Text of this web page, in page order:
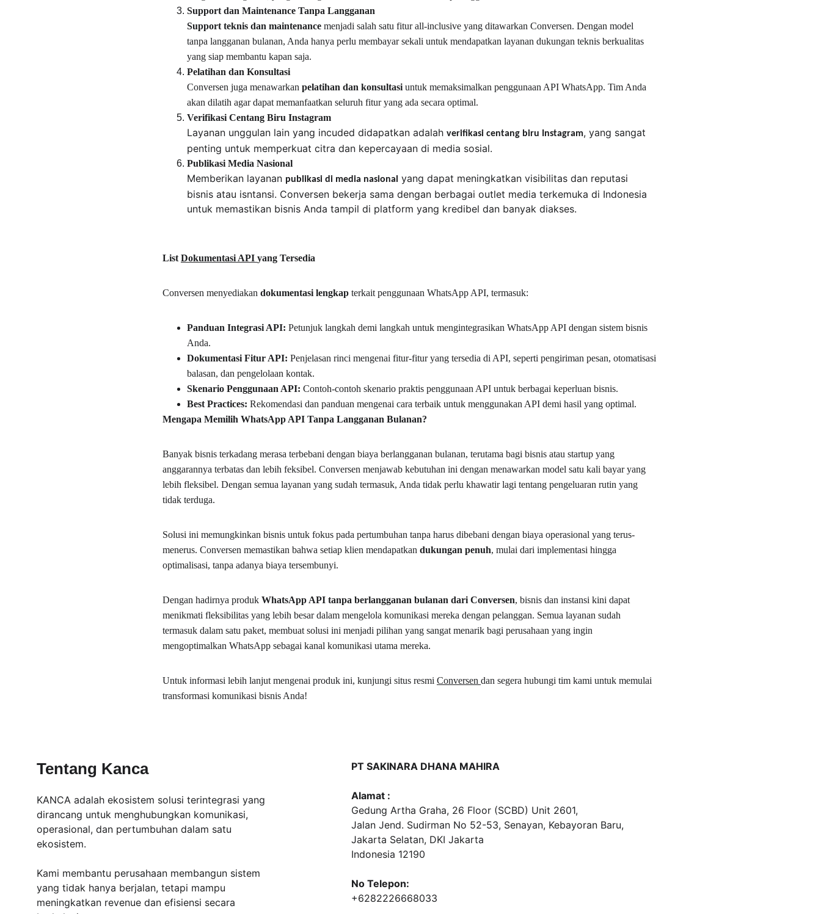
Support dan Maintenance Tanpa Langganan
Support teknis dan maintenance menjadi salah satu fitur all-inclusive yang ditawarkan Conversen. Dengan model
tanpa langganan bulanan, Anda hanya perlu membayar sekali untuk mendapatkan layanan dukungan teknis berkualitas
yang siap membantu kapan saja.
Pelatihan dan Konsultasi
Conversen juga menawarkan pelatihan dan konsultasi untuk memaksimalkan penggunaan API WhatsApp. Tim Anda
akan dilatih agar dapat memanfaatkan seluruh fitur yang ada secara optimal.
Verifikasi Centang Biru Instagram
Layanan unggulan lain yang incuded didapatkan adalah verifikasi centang biru Instagram, yang sangat
penting untuk memperkuat citra dan kepercayaan di media sosial.
Publikasi Media Nasional
Memberikan layanan publikasi di media nasional
yang dapat meningkatkan visibilitas dan reputasi
bisnis atau isntansi. Conversen bekerja sama dengan berbagai outlet media terkemuka di Indonesia
untuk memastikan bisnis Anda tampil di platform yang kredibel dan banyak diakses.
List Dokumentasi API yang Tersedia
Conversen menyediakan dokumentasi lengkap terkait penggunaan WhatsApp API, termasuk:
Panduan Integrasi API: Petunjuk langkah demi langkah untuk mengintegrasikan WhatsApp API dengan sistem bisnis
Anda.
Dokumentasi Fitur API: Penjelasan rinci mengenai fitur-fitur yang tersedia di API, seperti pengiriman pesan, otomatisasi
balasan, dan pengelolaan kontak.
Skenario Penggunaan API: Contoh-contoh skenario praktis penggunaan API untuk berbagai keperluan bisnis.
Best Practices: Rekomendasi dan panduan mengenai cara terbaik untuk menggunakan API demi hasil yang optimal.
Mengapa Memilih WhatsApp API Tanpa Langganan Bulanan?
Banyak bisnis terkadang merasa terbebani dengan biaya berlangganan bulanan, terutama bagi bisnis atau startup yang
anggarannya terbatas dan lebih feksibel. Conversen menjawab kebutuhan ini dengan menawarkan model satu kali bayar yang
lebih fleksibel. Dengan semua layanan yang sudah termasuk, Anda tidak perlu khawatir lagi tentang pengeluaran rutin yang
tidak terduga.
Solusi ini memungkinkan bisnis untuk fokus pada pertumbuhan tanpa harus dibebani dengan biaya operasional yang terus-
menerus. Conversen memastikan bahwa setiap klien mendapatkan dukungan penuh, mulai dari implementasi hingga
optimalisasi, tanpa adanya biaya tersembunyi.
Dengan hadirnya produk WhatsApp API tanpa berlangganan bulanan dari Conversen, bisnis dan instansi kini dapat
menikmati fleksibilitas yang lebih besar dalam mengelola komunikasi mereka dengan pelanggan. Semua layanan sudah
termasuk dalam satu paket, membuat solusi ini menjadi pilihan yang sangat menarik bagi perusahaan yang ingin
mengoptimalkan WhatsApp sebagai kanal komunikasi utama mereka.
Untuk informasi lebih lanjut mengenai produk ini, kunjungi situs resmi Conversen dan segera hubungi tim kami untuk memulai
transformasi komunikasi bisnis Anda!
Tentang Kanca
KANCA adalah ekosistem solusi terintegrasi yang
dirancang untuk menghubungkan komunikasi,
operasional, dan pertumbuhan dalam satu
ekosistem.
Kami membantu perusahaan membangun sistem
yang tidak hanya berjalan, tetapi mampu
meningkatkan revenue dan efisiensi secara
PT SAKINARA DHANA MAHIRA
Alamat :
Gedung Artha Graha, 26 Floor (SCBD) Unit 2601,
Jalan Jend. Sudirman No 52-53, Senayan, Kebayoran Baru,
Jakarta Selatan, DKI Jakarta
Indonesia 12190
No Telepon:
+6282226668033